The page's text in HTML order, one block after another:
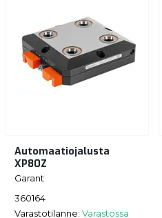
Automaatiojalusta
XP80Z
Garant
360164
Varastotilanne: Varastossa